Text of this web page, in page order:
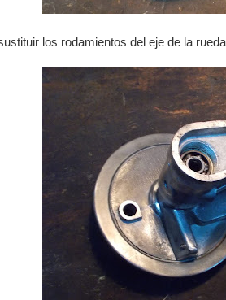
los rodamientos del eje de la